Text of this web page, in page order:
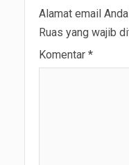
Alamat email
Ruas yang wajib
Komentar *